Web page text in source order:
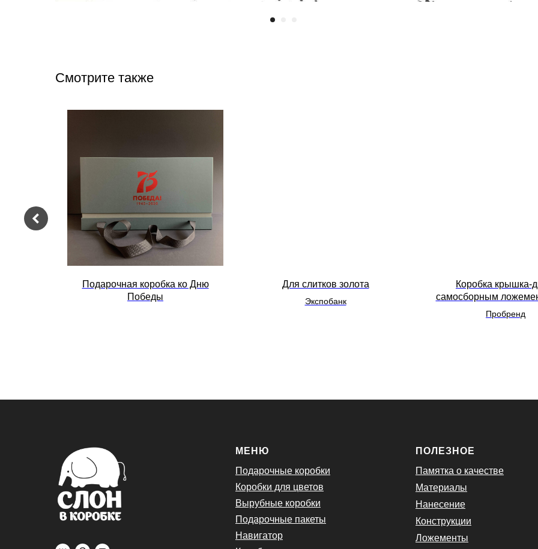
Смотрите также
Подарочная коробка ко Дню
Победы
Для слитков золота
Экспобанк
Коробка крышка-
самосборным
тарелки
Пробренд
МЕНЮ
Подарочные коробки
Коробки для цветов
Вырубные коробки
Подарочные пакеты
Навигатор
ПОЛЕЗНОЕ
Памятка о качестве
Материалы
Нанесение
Конструкции
Ложементы